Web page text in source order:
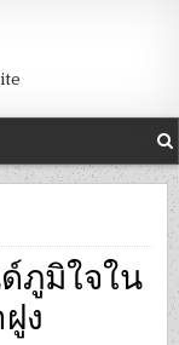
ภูมิใจใน
ง